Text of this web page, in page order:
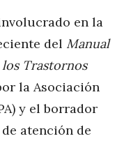
en la
del Manual
Trastornos
la Asociación
y el borrador
atención de